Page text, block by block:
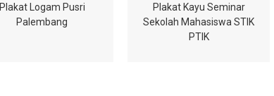
Plakat Logam Pusri
Palembang
Plakat Kayu Seminar
Sekolah Mahasiswa STIK
PTIK